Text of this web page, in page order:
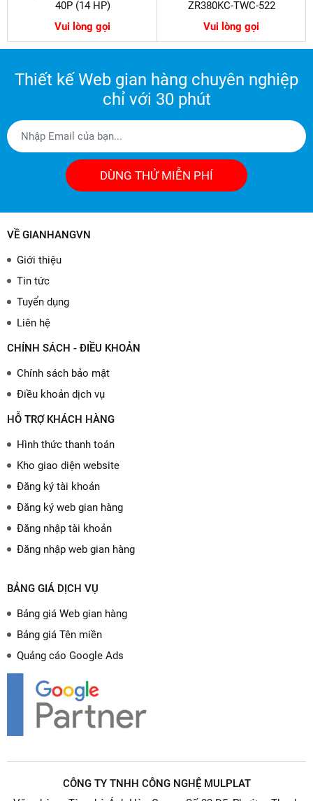
40P (14 HP)
Vui lòng gọi
ZR380KC-TWC-522
Vui lòng gọi
Thiết kế Web gian hàng chuyên nghiệp
chỉ với 30 phút
DÙNG THỬ MIỄN PHÍ
VỀ GIANHANGVN
Giới thiệu
Tin tức
Tuyển dụng
Liên hệ
CHÍNH SÁCH - ĐIỀU KHOẢN
Chính sách bảo mật
Điều khoản dịch vụ
HỖ TRỢ KHÁCH HÀNG
Hình thức thanh toán
Kho giao diện website
Đăng ký tài khoản
Đăng ký web gian hàng
Đăng nhập tài khoản
Đăng nhập web gian hàng
BẢNG GIÁ DỊCH VỤ
Bảng giá Web gian hàng
Bảng giá Tên miền
Quảng cáo Google Ads
CÔNG TY TNHH CÔNG NGHỆ MULPLAT